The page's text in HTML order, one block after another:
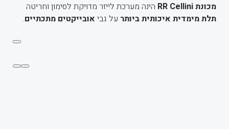
מכונת RR Cellini
הינה מערכת לייזר מדויקת לסימון וחריטה
תלת מימדית איכותית ביותר על גבי אובייקטים מתכתיים.